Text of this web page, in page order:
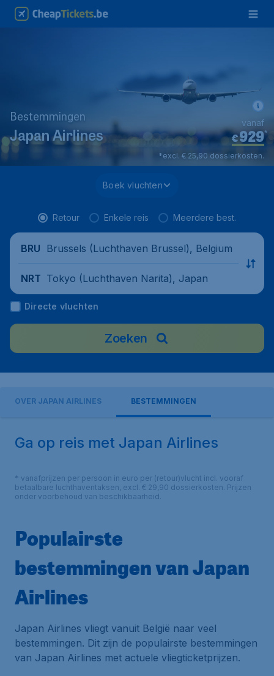
Bestemmingen
Japan Airlines €929*
vanaf
*excl. € 25,90 dossierkosten.
Boek vluchten
Retour Enkele reis Meerdere best.
BRU Brussels (Luchthaven Brussel), Belgium
NRT Tokyo (Luchthaven Narita), Japan
Directe vluchten
Zoeken
OVER JAPAN AIRLINES BESTEMMINGEN
Ga op reis met Japan Airlines
* vanafprijzen per persoon in euro per (retour)vlucht incl. vooraf
betaalbare luchthaventaksen, excl. € 29,90 dossierkosten. Prijzen
onder voorbehoud van beschikbaarheid.
Populairste
bestemmingen van Japan
Airlines
Japan Airlines vliegt vanuit België naar veel
bestemmingen. Dit zijn de populairste bestemmingen
van Japan Airlines met actuele vliegticketprijzen.